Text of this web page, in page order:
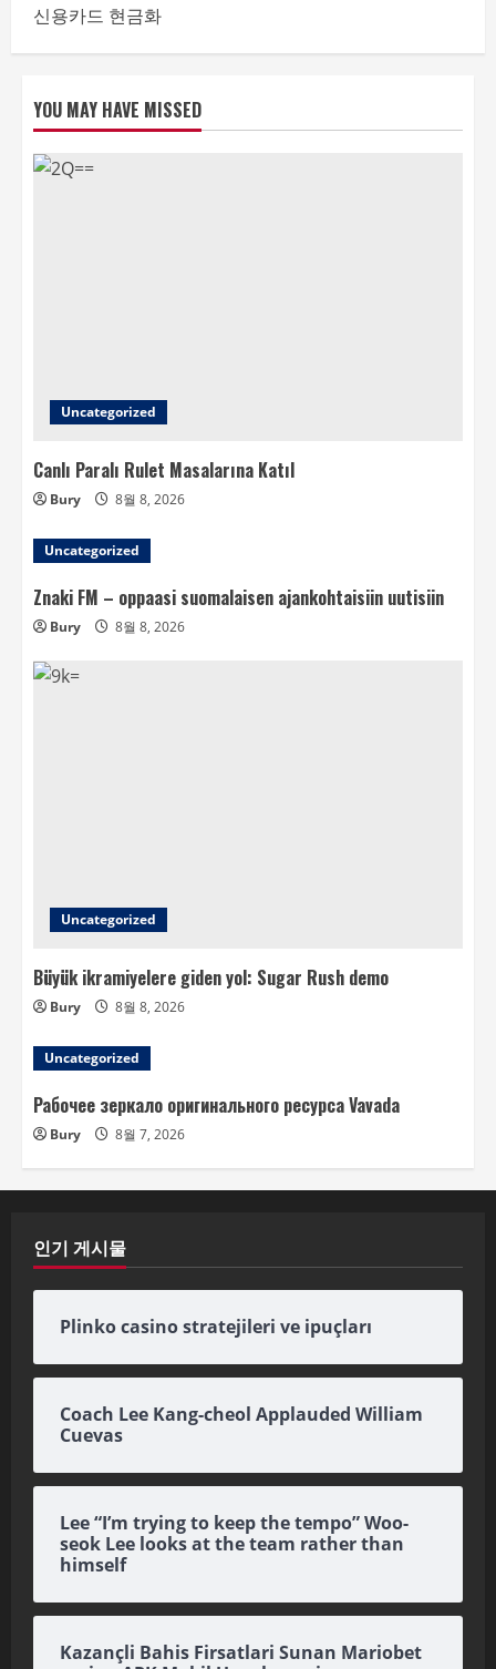
신용카드 현금화
YOU MAY HAVE MISSED
Uncategorized
Canlı Paralı Rulet Masalarına Katıl
Bury 8월 8, 2026
Uncategorized
Znaki FM – oppaasi suomalaisen ajankohtaisiin uutisiin
Bury 8월 8, 2026
Uncategorized
Büyük ikramiyelere giden yol: Sugar Rush demo
Bury 8월 8, 2026
Uncategorized
Рабочее зеркало оригинального ресурса Vavada
Bury 8월 7, 2026
인기 게시물
Plinko casino stratejileri ve ipuçları
Coach Lee Kang-cheol Applauded William
Cuevas
Lee “I’m trying to keep the tempo” Woo-
seok Lee looks at the team rather than
himself
Kazançli Bahis Firsatlari Sunan Mariobet